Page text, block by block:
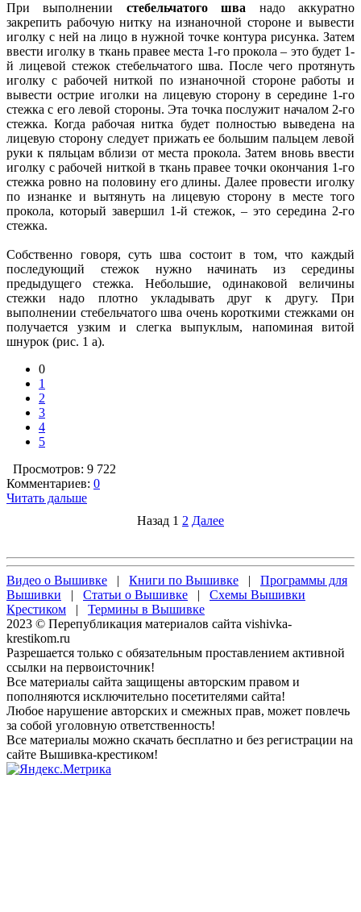
При выполнении стебельчатого шва надо аккуратно
закрепить рабочую нитку на изнаночной стороне и вывести
иголку с ней на лицо в нужной точке контура рисунка. Затем
ввести иголку в ткань правее места 1-го прокола – это будет 1-
й лицевой стежок стебельчатого шва. После чего протянуть
иголку с рабочей ниткой по изнаночной стороне работы и
вывести острие иголки на лицевую сторону в середине 1-го
стежка с его левой стороны. Эта точка послужит началом 2-го
стежка. Когда рабочая нитка будет полностью выведена на
лицевую сторону следует прижать ее большим пальцем левой
руки к пяльцам вблизи от места прокола. Затем вновь ввести
иголку с рабочей ниткой в ткань правее точки окончания 1-го
стежка ровно на половину его длины. Далее провести иголку
по изнанке и вытянуть на лицевую сторону в месте того
прокола, который завершил 1-й стежок, – это середина 2-го
стежка.
Собственно говоря, суть шва состоит в том, что каждый
последующий стежок нужно начинать из середины
предыдущего стежка. Небольшие, одинаковой величины
стежки надо плотно укладывать друг к другу. При
выполнении стебельчатого шва очень короткими стежками он
получается узким и слегка выпуклым, напоминая витой
шнурок (рис. 1 а).
0
1
2
3
4
5
Просмотров: 9 722
Комментариев: 0
Читать дальше
Назад 1 2 Далее
Видео о Вышивке | Книги по Вышивке | Программы для
Вышивки | Статьи о Вышивке | Схемы Вышивки
Крестиком | Термины в Вышивке
2023 © Перепубликация материалов сайта vishivka-
krestikom.ru
Разрешается только с обязательным проставлением активной
ссылки на первоисточник!
Все материалы сайта защищены авторским правом и
пополняются исключительно посетителями сайта!
Любое нарушение авторских и смежных прав, может повлечь
за собой уголовную ответственность!
Все материалы можно скачать бесплатно и без регистрации на
сайте Вышивка-крестиком!